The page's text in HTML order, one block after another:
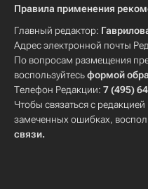
Правила применения
Главный редактор:
Адрес электронной почты
По вопросам размещения
воспользуйтесьформой
Телефон Редакции: 7 (495)
Чтобы связаться с
замеченных ошибках,
связи.